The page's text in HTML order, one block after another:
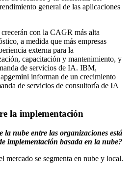
general de las aplicaciones
con la CAGR más alta
a medida que más empresas
externa para la
capacitación y mantenimiento, y
de servicios de IA. IBM,
informan de un crecimiento
de servicios de consultoría de IA
la implementación
la nube entre las organizaciones está
implementación basada en la nube?
mercado se segmenta en nube y local.